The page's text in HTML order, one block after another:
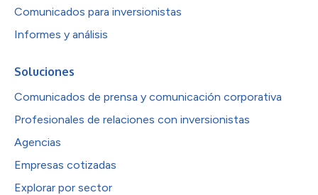
Comunicados para inversionistas
Informes y análisis
Soluciones
Comunicados de prensa y comunicación corporativa
Profesionales de relaciones con inversionistas
Agencias
Empresas cotizadas
Explorar por sector